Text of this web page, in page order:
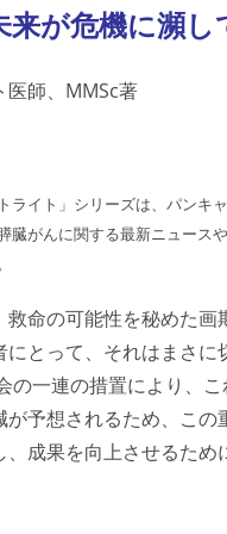
来が危機に瀕し
医師、MMSc著
ライト」シリーズは、パンキ
臓がんに関する最新ニュー
命の可能性を秘めた
にとって、それはまさ
の一連の措置により、
予想されるため、こ
成果を向上させるた